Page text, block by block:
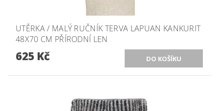
UTĚRKA / MALÝ RUČNÍK TERVA LAPUAN KANKURIT
48X70 CM PŘÍRODNÍ LEN
625 Kč